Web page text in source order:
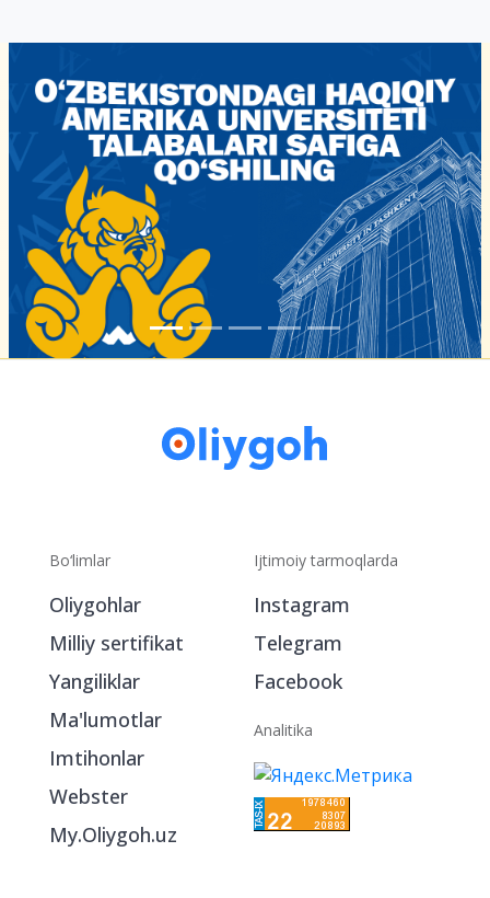
Bo‘limlar
Oliygohlar
Milliy sertifikat
Yangiliklar
Ma'lumotlar
Imtihonlar
Webster
My.Oliygoh.uz
Ijtimoiy tarmoqlarda
Instagram
Telegram
Facebook
Analitika